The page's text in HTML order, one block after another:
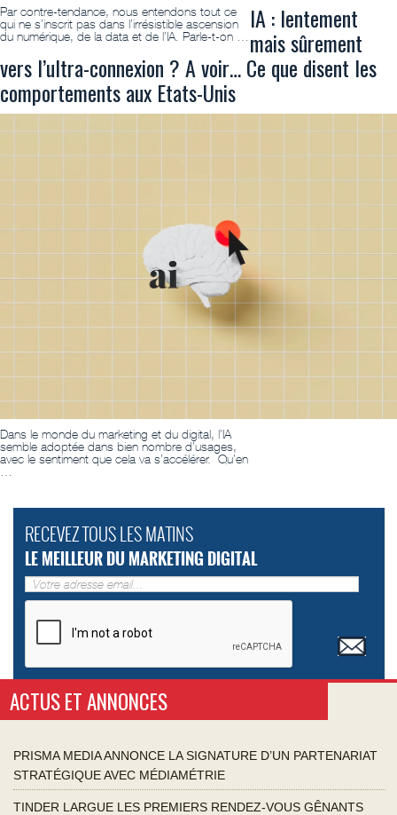
Par contre-tendance, nous entendons tout ce
qui ne s’inscrit pas dans l’irrésistible ascension
du numérique, de la data et de l’IA. Parle-t-on …
IA : lentement
mais sûrement
vers l’ultra-connexion ? A voir… Ce que disent les
comportements aux Etats-Unis
Dans le monde du marketing et du digital, l’IA
semble adoptée dans bien nombre d’usages,
avec le sentiment que cela va s’accélérer. Qu’en
…
RECEVEZ TOUS LES MATINS
LE MEILLEUR DU MARKETING DIGITAL
ACTUS ET ANNONCES
PRISMA MEDIA ANNONCE LA SIGNATURE D’UN PARTENARIAT
STRATÉGIQUE AVEC MÉDIAMÉTRIE
TINDER LARGUE LES PREMIERS RENDEZ-VOUS GÊNANTS